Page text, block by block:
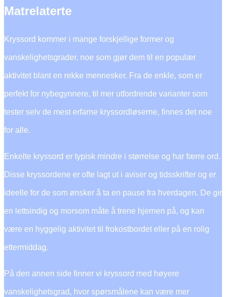
Matrelaterte
Kryssord kommer i mange forskjellige former og
vanskelighetsgrader, noe som gjør dem til en populær
aktivitet blant en rekke mennesker. Fra de enkle, som er
perfekt for nybegynnere, til mer utfordrende varianter som
tester selv de mest erfarne kryssordløserne, finnes det noe
for alle.
Enkelte kryssord er typisk mindre i størrelse og har færre ord.
Disse kryssordene er ofte lagt ut i aviser og tidsskrifter og er
ideelle for de som ønsker å ta en pause fra hverdagen. De gir
en lettsindig og morsom måte å trene hjernen på, og kan
være en hyggelig aktivitet til frokostbordet eller på en rolig
ettermiddag.
På den annen side finner vi kryssord med høyere
vanskelighetsgrad, hvor spørsmålene kan være mer